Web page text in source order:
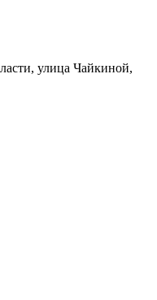
улица Чайкиной,